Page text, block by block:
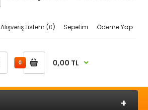
Alışveriş Listem (0) Sepetim Ödeme Yap
0 0,00 TL